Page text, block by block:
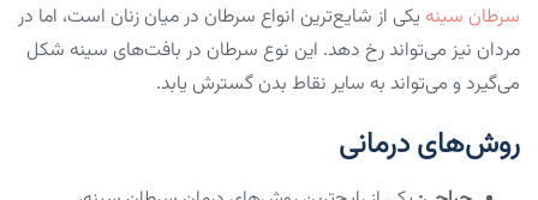
سرطان سینه یکی از شایع‌ترین انواع سرطان در میان زنان است، اما در
مردان نیز می‌تواند رخ دهد. این نوع سرطان در بافت‌های سینه شکل
می‌گیرد و می‌تواند به سایر نقاط بدن گسترش یابد.
روش‌های درمانی